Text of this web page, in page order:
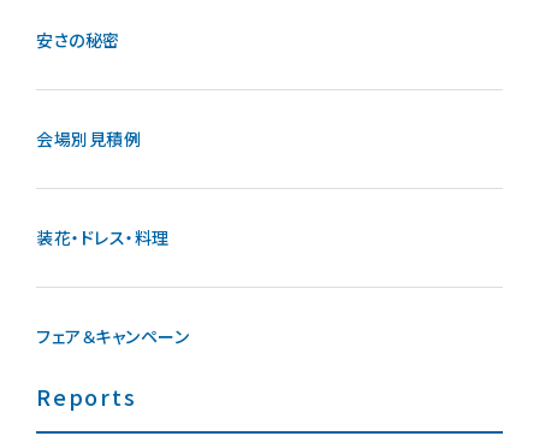
安さの秘密
会場別見積例
装花・ドレス・料理
フェア＆キャンペーン
Reports